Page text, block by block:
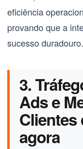
eficiência
provando que a
sucesso duradouro.
3.
Ads e
agora